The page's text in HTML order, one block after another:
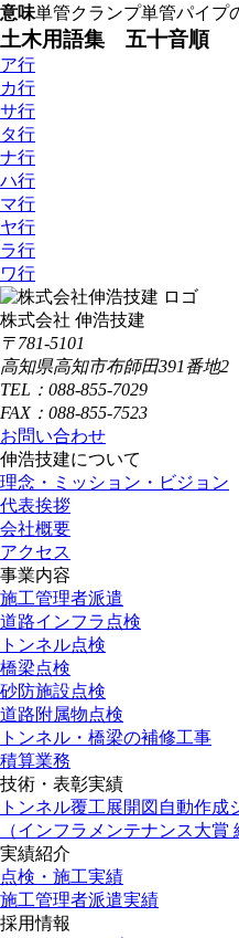
意味単管クランプ単管パイプ
土木用語集 五十音順
ア行
カ行
サ行
タ行
ナ行
ハ行
マ行
ヤ行
ラ行
ワ行
株式会社 伸浩技建
〒781-5101
高知県高知市布師田391番地2
TEL：088-855-7029
FAX：088-855-7523
お問い合わせ
伸浩技建について
理念・ミッション・ビジョン
代表挨拶
会社概要
アクセス
事業内容
施工管理者派遣
道路インフラ点検
トンネル点検
橋梁点検
砂防施設点検
道路附属物点検
トンネル・橋梁の補修工事
積算業務
技術・表彰実績
トンネル覆工展開図自動作成
（インフラメンテナンス大賞
実績紹介
点検・施工実績
施工管理者派遣実績
採用情報